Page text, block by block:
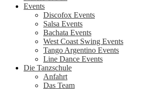
Events
Discofox Events
Salsa Events
Bachata Events
West Coast Swing Events
Tango Argentino Events
Line Dance Events
Die Tanzschule
Anfahrt
Das Team